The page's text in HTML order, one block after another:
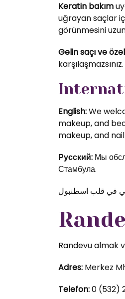
Keratin bakım
uğrayan saçlar
görünmesini
Gelin saçı ve
English:We
makeup, and
makeup, and
Русский: Мы
Стамбула.
Randevu almak
Adres: Merkez
Telefon:0 (532)